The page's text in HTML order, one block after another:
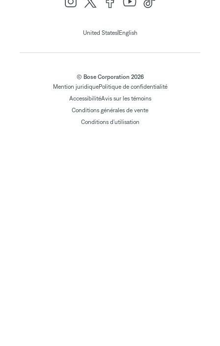
United States| English
© Bose Corporation 2026
Mention juridiquePolitique de confidentialité
AccessibilitéAvis sur les témoins
Conditions générales de vente
Conditions d'utilisation